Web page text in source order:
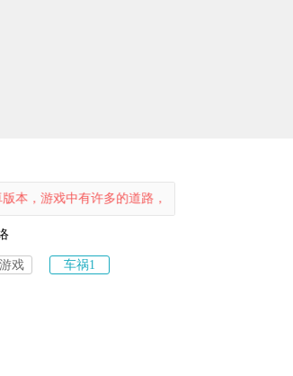
许多的道路，因为这是在虚拟游戏中。
戏 车祸1